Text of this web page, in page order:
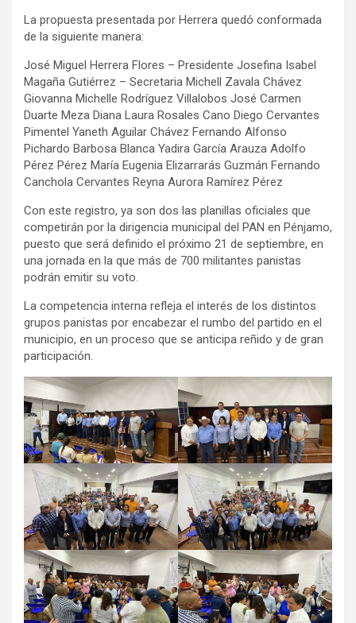
La propuesta presentada por Herrera quedó conformada
de la siguiente manera:
José Miguel Herrera Flores – Presidente Josefina Isabel
Magaña Gutiérrez – Secretaria Michell Zavala Chávez
Giovanna Michelle Rodríguez Villalobos José Carmen
Duarte Meza Diana Laura Rosales Cano Diego Cervantes
Pimentel Yaneth Aguilar Chávez Fernando Alfonso
Pichardo Barbosa Blanca Yadira García Arauza Adolfo
Pérez Pérez María Eugenia Elizarrarás Guzmán Fernando
Canchola Cervantes Reyna Aurora Ramírez Pérez
Con este registro, ya son dos las planillas oficiales que
competirán por la dirigencia municipal del PAN en Pénjamo,
puesto que será definido el próximo 21 de septiembre, en
una jornada en la que más de 700 militantes panistas
podrán emitir su voto.
La competencia interna refleja el interés de los distintos
grupos panistas por encabezar el rumbo del partido en el
municipio, en un proceso que se anticipa reñido y de gran
participación.